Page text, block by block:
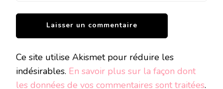
Ce site utilise Akismet pour réduire les
indésirables. En savoir plus sur la façon dont
les données de vos commentaires sont traitées.